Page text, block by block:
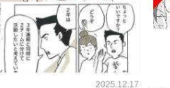
2025.12.17